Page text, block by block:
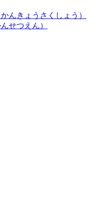
んきょうさくしょう）
せつえん）